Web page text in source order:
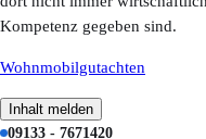
Kompetenz gegeben sind.
Wohnmobilgutachten
Inhalt melden
09133 - 7671420